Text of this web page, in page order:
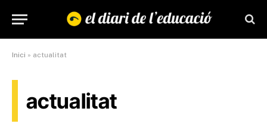
Inici » actualitat
actualitat